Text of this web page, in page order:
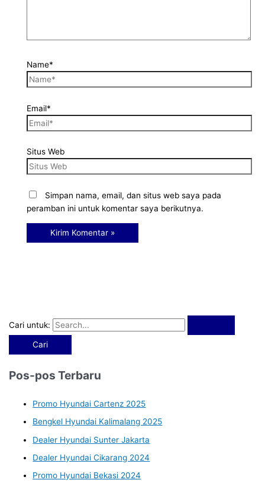
Cari untuk:
Pos-pos Terbaru
Promo Hyundai Cartenz 2025
Bengkel Hyundai Kalimalang 2025
Dealer Hyundai Sunter Jakarta
Dealer Hyundai Cikarang 2024
Promo Hyundai Bekasi 2024
Name*
Email*
Situs Web
Simpan nama, email, dan situs web saya pada
peramban ini untuk komentar saya berikutnya.